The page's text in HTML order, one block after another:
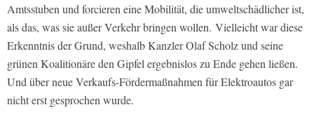
Amtsstuben und forcieren eine Mobilität, die umweltschädlicher ist,
als das, was sie außer Verkehr bringen wollen. Vielleicht war diese
Erkenntnis der Grund, weshalb Kanzler Olaf Scholz und seine
grünen Koalitionäre den Gipfel ergebnislos zu Ende gehen ließen.
Und über neue Verkaufs-Fördermaßnahmen für Elektroautos gar
nicht erst gesprochen wurde.